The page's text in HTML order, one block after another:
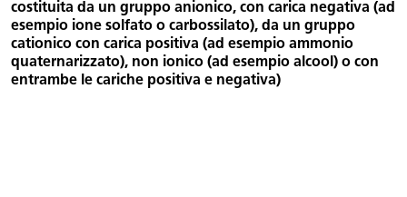
costituita da un gruppo anionico, con carica negativa (ad
esempio ione solfato o carbossilato), da un gruppo
cationico con carica positiva (ad esempio ammonio
quaternarizzato), non ionico (ad esempio alcool) o con
entrambe le cariche positiva e negativa)